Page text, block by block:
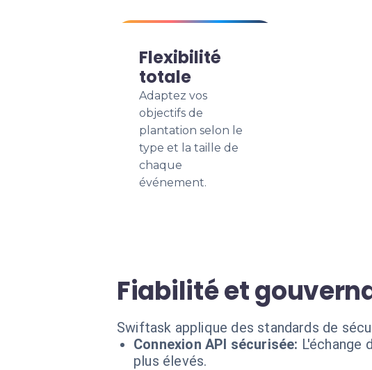
Flexibilité
totale
Adaptez vos
objectifs de
plantation selon le
type et la taille de
chaque
événement.
Fiabilité et
Swiftask applique des standards de
Connexion API sécurisée: L'échange
plus élevés.